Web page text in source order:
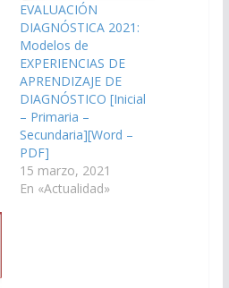
EVALUACIÓN
DIAGNÓSTICA 2021:
Modelos de
EXPERIENCIAS DE
APRENDIZAJE DE
DIAGNÓSTICO [Inicial
– Primaria –
Secundaria][Word –
PDF]
15 marzo, 2021
En «Actualidad»